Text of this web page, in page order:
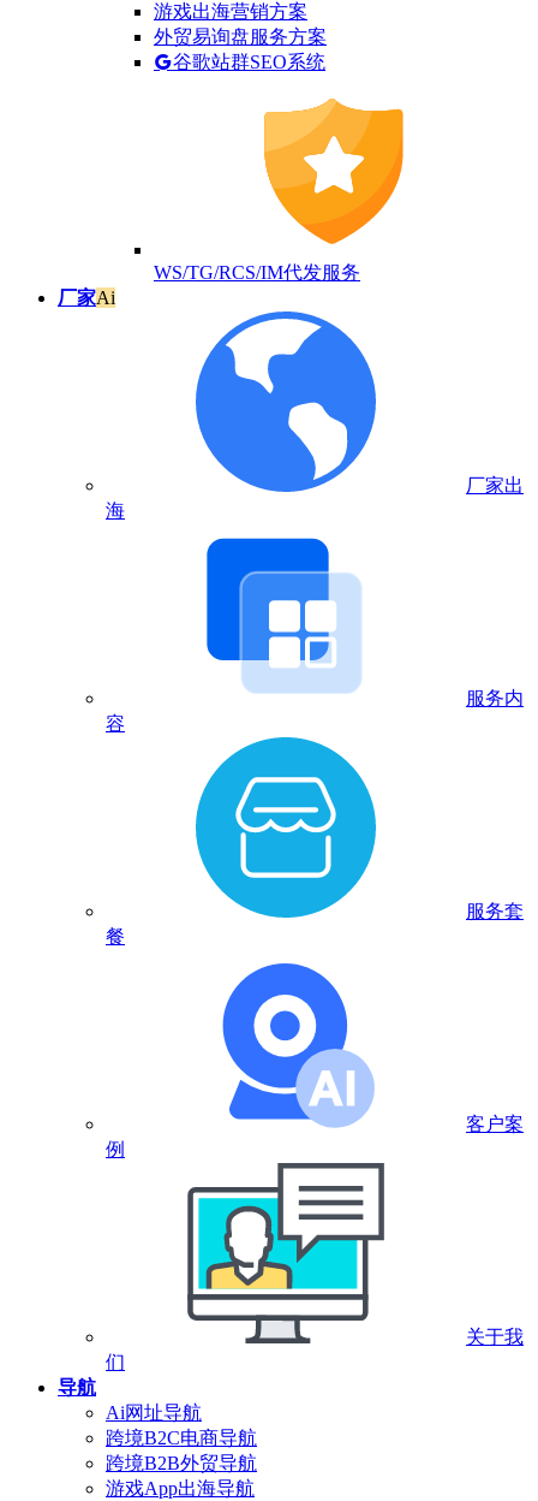
游戏出海营销方案
外贸易询盘服务方案
谷歌站群SEO系统
WS/TG/RCS/IM代发服务
厂家Ai
厂家出
海
服务内
容
服务套
餐
客户案
例
关于我
们
导航
Ai网址导航
跨境B2C电商导航
跨境B2B外贸导航
游戏App出海导航